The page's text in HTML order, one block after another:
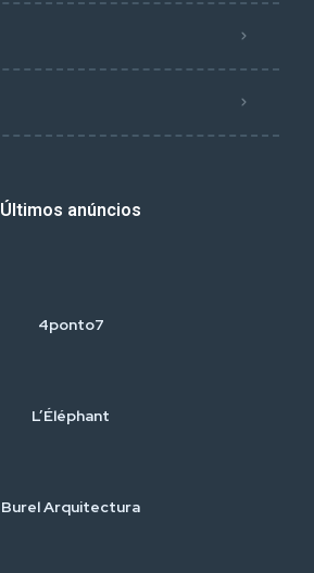
Últimos anúncios
4ponto7
L’Éléphant
Burel Arquitectura